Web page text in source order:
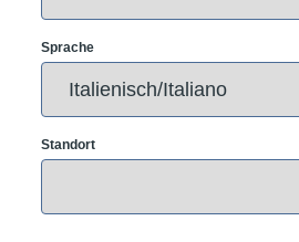
Sprache
Standort